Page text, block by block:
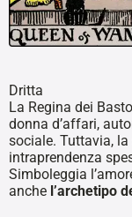
Dritta
La Regina dei
donna d’affari,
sociale. Tuttavia,
intraprendenza
Simboleggia
anche l’archetipo